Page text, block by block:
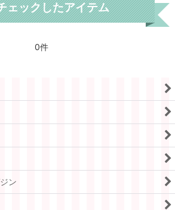
ェックしたアイテム
0件
ン